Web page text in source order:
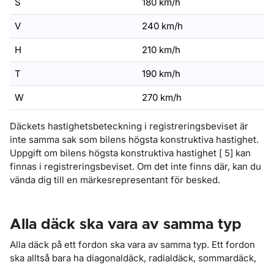
V 240 km/h
H 210 km/h
T 190 km/h
W 270 km/h
Däckets hastighetsbeteckning i registreringsbeviset är
inte samma sak som bilens högsta konstruktiva hastighet.
Uppgift om bilens högsta konstruktiva hastighet [ 5] kan
finnas i registreringsbeviset. Om det inte finns där, kan du
vända dig till en märkesrepresentant för besked.
Alla däck ska vara av samma typ
Alla däck på ett fordon ska vara av samma typ. Ett fordon
ska alltså bara ha diagonaldäck, radialdäck, sommardäck,